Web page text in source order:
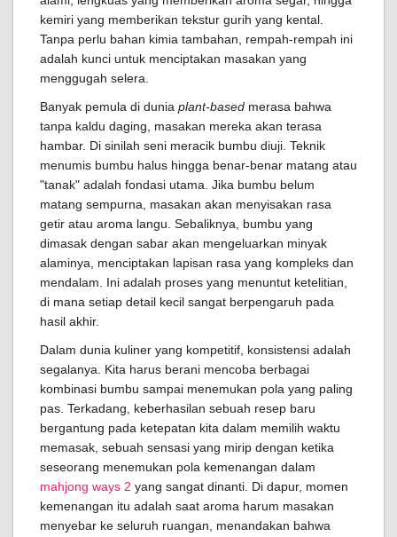
kemiri yang memberikan tekstur gurih yang kental.
Tanpa perlu bahan kimia tambahan, rempah-rempah ini
adalah kunci untuk menciptakan masakan yang
menggugah selera.
Banyak pemula di dunia plant-based merasa bahwa
tanpa kaldu daging, masakan mereka akan terasa
hambar. Di sinilah seni meracik bumbu diuji. Teknik
menumis bumbu halus hingga benar-benar matang atau
"tanak" adalah fondasi utama. Jika bumbu belum
matang sempurna, masakan akan menyisakan rasa
getir atau aroma langu. Sebaliknya, bumbu yang
dimasak dengan sabar akan mengeluarkan minyak
alaminya, menciptakan lapisan rasa yang kompleks dan
mendalam. Ini adalah proses yang menuntut ketelitian,
di mana setiap detail kecil sangat berpengaruh pada
hasil akhir.
Dalam dunia kuliner yang kompetitif, konsistensi adalah
segalanya. Kita harus berani mencoba berbagai
kombinasi bumbu sampai menemukan pola yang paling
pas. Terkadang, keberhasilan sebuah resep baru
bergantung pada ketepatan kita dalam memilih waktu
memasak, sebuah sensasi yang mirip dengan ketika
seseorang menemukan pola kemenangan dalam
mahjong ways 2 yang sangat dinanti. Di dapur, momen
kemenangan itu adalah saat aroma harum masakan
menyebar ke seluruh ruangan, menandakan bahwa